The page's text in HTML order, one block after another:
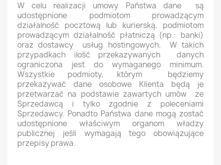
W celu realizacji umowy Państwa dane są
udostępnione podmiotom prowadzącym
działalność pocztową lub kurierską, podmiotom
prowadzącym działalność płatniczą (np.: banki)
oraz dostawcy usług hostingowych. W takich
przypadkach ilość przekazywanych danych
ograniczona jest do wymaganego minimum.
Wszystkie podmioty, którym będziemy
przekazywać dane osobowe Klienta będą je
przetwarzać na podstawie zawartych umów ze
Sprzedawcą i tylko zgodnie z poleceniami
Sprzedawcy. Ponadto Państwa dane mogą zostać
udostępnione właściwym organom władzy
publicznej jeśli wymagają tego obowiązujące
przepisy prawa.